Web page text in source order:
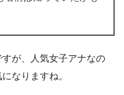
が、人気女子アナなの
なりますね。